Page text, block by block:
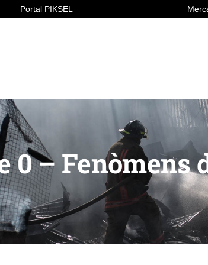
0 –
Portal PIKSEL